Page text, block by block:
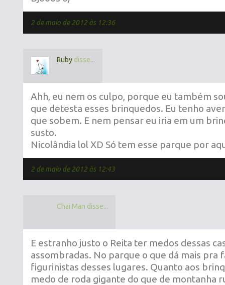
2 de maio de 2012 às 12:36
Ruby disse...
Ahh, eu nem os culpo, porque eu também
que detesta esses brinquedos. Eu tenho
que sobem. E nem pensar eu iria em um
susto.
Nicolândia lol XD Só tem esse parque por
2 de maio de 2012 às 12:43
Chai Man disse...
E estranho justo o Reita ter medos dessas
assombradas. No parque o que dá mais pra
figurinistas desses lugares. Quanto aos
medo de roda gigante do que de montanha